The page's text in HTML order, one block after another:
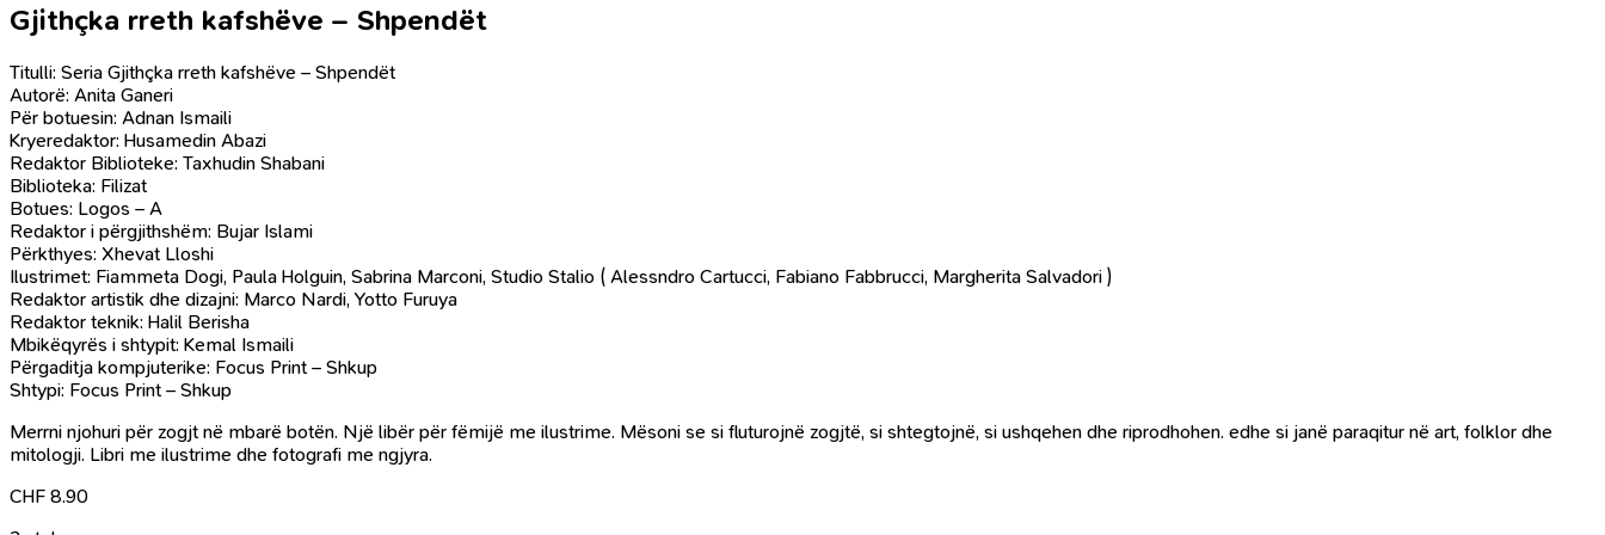
Gjithçka rreth kafshëve – Shpendët
Titulli: Seria Gjithçka rreth kafshëve – Shpendët
Autorë: Anita Ganeri
Për botuesin: Adnan Ismaili
Kryeredaktor: Husamedin Abazi
Redaktor Biblioteke: Taxhudin Shabani
Biblioteka: Filizat
Botues: Logos – A
Redaktor i përgjithshëm: Bujar Islami
Përkthyes: Xhevat Lloshi
Ilustrimet: Fiammeta Dogi, Paula Holguin, Sabrina Marconi, Studio Stalio ( Alessndro Cartucci, Fabiano Fabbrucci, Margherita Salvadori )
Redaktor artistik dhe dizajni: Marco Nardi, Yotto Furuya
Redaktor teknik: Halil Berisha
Mbikëqyrës i shtypit: Kemal Ismaili
Përgaditja kompjuterike: Focus Print – Shkup
Shtypi: Focus Print – Shkup
Merrni njohuri për zogjt në mbarë botën. Një libër për fëmijë me ilustrime. Mësoni se si fluturojnë zogjtë, si shtegtojnë, si ushqehen dhe riprodhohen. edhe si janë paraqitur në art, folklor dhe
mitologji. Libri me ilustrime dhe fotografi me ngjyra.
CHF 8.90